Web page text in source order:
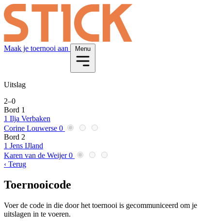
Maak je toernooi aan Menu
Uitslag
2–0
Bord 1
1 Ilja Verbaken
Corine Louwerse 0
Bord 2
1 Jens IJland
Karen van de Weijer 0
‹ Terug
Toernooicode
Voer de code in die door het toernooi is gecommuniceerd om je
uitslagen in te voeren.